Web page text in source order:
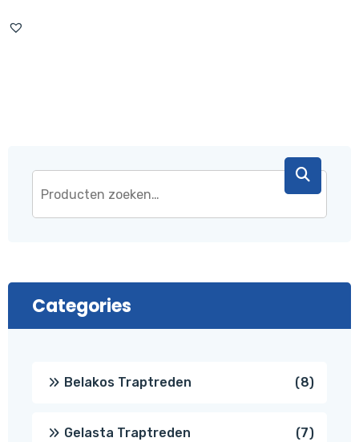
Categories
Belakos Traptreden 88
Gelasta Traptreden 77